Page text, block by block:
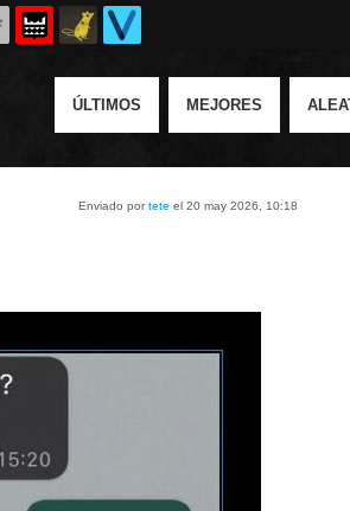
ÚLTIMOS MEJORES
Enviado portete el 20 may 2026, 10:18